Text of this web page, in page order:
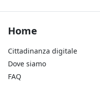
Footer Home
Home
Cittadinanza digitale
Dove siamo
FAQ